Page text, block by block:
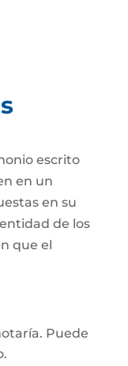
escrito
en un
en su
de los
que el
Puede